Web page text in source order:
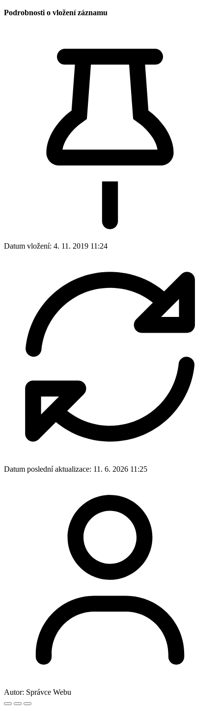
Podrobnosti o vložení záznamu
Datum vložení: 4. 11. 2019 11:24
Datum poslední aktualizace: 11. 6. 2026 11:25
Autor: Správce Webu